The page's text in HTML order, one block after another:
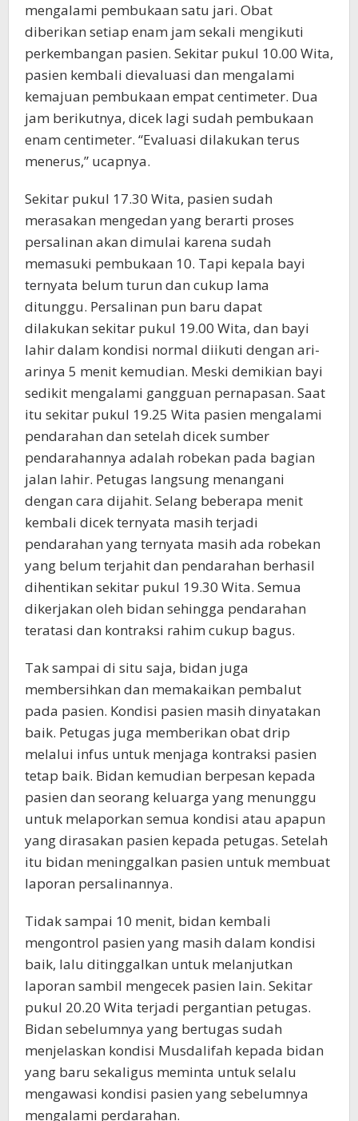
mengalami pembukaan satu jari. Obat
diberikan setiap enam jam sekali mengikuti
perkembangan pasien. Sekitar pukul 10.00 Wita,
pasien kembali dievaluasi dan mengalami
kemajuan pembukaan empat centimeter. Dua
jam berikutnya, dicek lagi sudah pembukaan
enam centimeter. “Evaluasi dilakukan terus
menerus,” ucapnya.
Sekitar pukul 17.30 Wita, pasien sudah
merasakan mengedan yang berarti proses
persalinan akan dimulai karena sudah
memasuki pembukaan 10. Tapi kepala bayi
ternyata belum turun dan cukup lama
ditunggu. Persalinan pun baru dapat
dilakukan sekitar pukul 19.00 Wita, dan bayi
lahir dalam kondisi normal diikuti dengan ari-
arinya 5 menit kemudian. Meski demikian bayi
sedikit mengalami gangguan pernapasan. Saat
itu sekitar pukul 19.25 Wita pasien mengalami
pendarahan dan setelah dicek sumber
pendarahannya adalah robekan pada bagian
jalan lahir. Petugas langsung menangani
dengan cara dijahit. Selang beberapa menit
kembali dicek ternyata masih terjadi
pendarahan yang ternyata masih ada robekan
yang belum terjahit dan pendarahan berhasil
dihentikan sekitar pukul 19.30 Wita. Semua
dikerjakan oleh bidan sehingga pendarahan
teratasi dan kontraksi rahim cukup bagus.
Tak sampai di situ saja, bidan juga
membersihkan dan memakaikan pembalut
pada pasien. Kondisi pasien masih dinyatakan
baik. Petugas juga memberikan obat drip
melalui infus untuk menjaga kontraksi pasien
tetap baik. Bidan kemudian berpesan kepada
pasien dan seorang keluarga yang menunggu
untuk melaporkan semua kondisi atau apapun
yang dirasakan pasien kepada petugas. Setelah
itu bidan meninggalkan pasien untuk membuat
laporan persalinannya.
Tidak sampai 10 menit, bidan kembali
mengontrol pasien yang masih dalam kondisi
baik, lalu ditinggalkan untuk melanjutkan
laporan sambil mengecek pasien lain. Sekitar
pukul 20.20 Wita terjadi pergantian petugas.
Bidan sebelumnya yang bertugas sudah
menjelaskan kondisi Musdalifah kepada bidan
yang baru sekaligus meminta untuk selalu
mengawasi kondisi pasien yang sebelumnya
mengalami perdarahan.